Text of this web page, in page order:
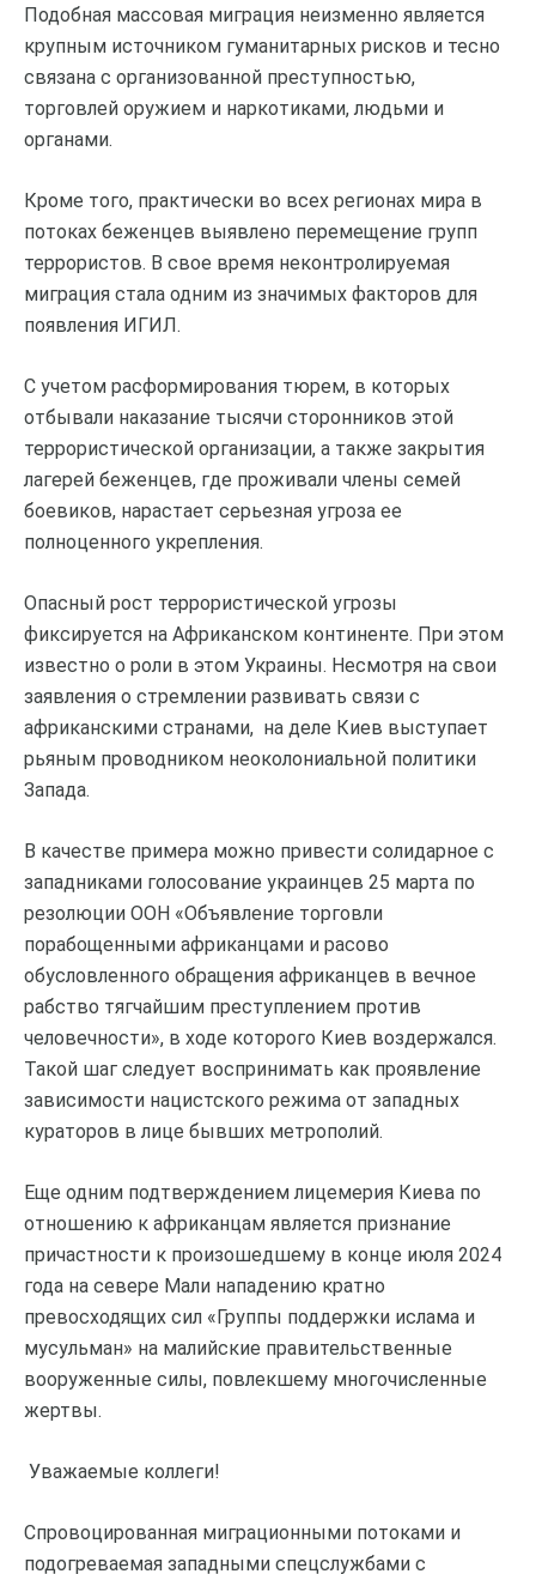
Подобная массовая миграция неизменно является
крупным источником гуманитарных рисков и тесно
связана с организованной преступностью,
торговлей оружием и наркотиками, людьми и
органами.
Кроме того, практически во всех регионах мира в
потоках беженцев выявлено перемещение групп
террористов. В свое время неконтролируемая
миграция стала одним из значимых факторов для
появления ИГИЛ.
С учетом расформирования тюрем, в которых
отбывали наказание тысячи сторонников этой
террористической организации, а также закрытия
лагерей беженцев, где проживали члены семей
боевиков, нарастает серьезная угроза ее
полноценного укрепления.
Опасный рост террористической угрозы
фиксируется на Африканском континенте. При этом
известно о роли в этом Украины. Несмотря на свои
заявления о стремлении развивать связи с
африканскими странами, на деле Киев выступает
рьяным проводником неоколониальной политики
Запада.
В качестве примера можно привести солидарное с
западниками голосование украинцев 25 марта по
резолюции ООН «Объявление торговли
порабощенными африканцами и расово
обусловленного обращения африканцев в вечное
рабство тягчайшим преступлением против
человечности», в ходе которого Киев воздержался.
Такой шаг следует воспринимать как проявление
зависимости нацистского режима от западных
кураторов в лице бывших метрополий.
Еще одним подтверждением лицемерия Киева по
отношению к африканцам является признание
причастности к произошедшему в конце июля 2024
года на севере Мали нападению кратно
превосходящих сил «Группы поддержки ислама и
мусульман» на малийские правительственные
вооруженные силы, повлекшему многочисленные
жертвы.
Уважаемые коллеги!
Спровоцированная миграционными потоками и
подогреваемая западными спецслужбами с